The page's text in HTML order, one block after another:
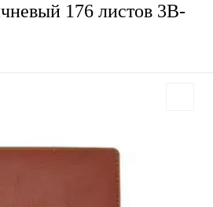
176 листов 3B-